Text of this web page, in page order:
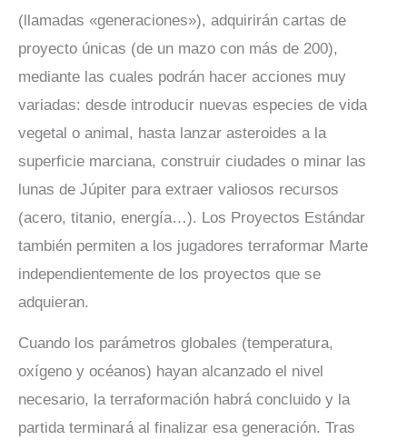
(llamadas «generaciones»), adquirirán cartas de
proyecto únicas (de un mazo con más de 200),
mediante las cuales podrán hacer acciones muy
variadas: desde introducir nuevas especies de vida
vegetal o animal, hasta lanzar asteroides a la
superficie marciana, construir ciudades o minar las
lunas de Júpiter para extraer valiosos recursos
(acero, titanio, energía…). Los Proyectos Estándar
también permiten a los jugadores terraformar Marte
independientemente de los proyectos que se
adquieran.
Cuando los parámetros globales (temperatura,
oxígeno y océanos) hayan alcanzado el nivel
necesario, la terraformación habrá concluido y la
partida terminará al finalizar esa generación. Tras